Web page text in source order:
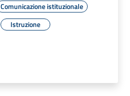
Comunicazione istituzionale
Istruzione